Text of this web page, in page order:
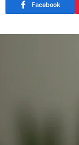
Facebook